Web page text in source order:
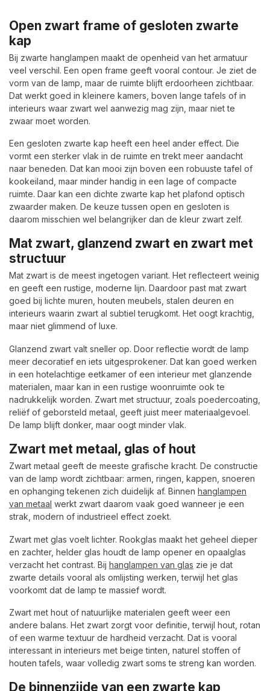
Open zwart frame of gesloten zwarte
kap
Bij zwarte hanglampen maakt de openheid van het armatuur
veel verschil. Een open frame geeft vooral contour. Je ziet de
vorm van de lamp, maar de ruimte blijft erdoorheen zichtbaar.
Dat werkt goed in kleinere kamers, boven lange tafels of in
interieurs waar zwart wel aanwezig mag zijn, maar niet te
zwaar moet worden.
Een gesloten zwarte kap heeft een heel ander effect. Die
vormt een sterker vlak in de ruimte en trekt meer aandacht
naar beneden. Dat kan mooi zijn boven een robuuste tafel of
kookeiland, maar minder handig in een lage of compacte
ruimte. Daar kan een dichte zwarte kap het plafond optisch
zwaarder maken. De keuze tussen open en gesloten is
daarom misschien wel belangrijker dan de kleur zwart zelf.
Mat zwart, glanzend zwart en zwart met
structuur
Mat zwart is de meest ingetogen variant. Het reflecteert weinig
en geeft een rustige, moderne lijn. Daardoor past mat zwart
goed bij lichte muren, houten meubels, stalen deuren en
interieurs waarin zwart al subtiel terugkomt. Het oogt krachtig,
maar niet glimmend of luxe.
Glanzend zwart valt sneller op. Door reflectie wordt de lamp
meer decoratief en iets uitgesprokener. Dat kan goed werken
in een hotelachtige eetkamer of een interieur met glanzende
materialen, maar kan in een rustige woonruimte ook te
nadrukkelijk worden. Zwart met structuur, zoals poedercoating,
reliëf of geborsteld metaal, geeft juist meer materiaalgevoel.
De lamp blijft donker, maar oogt minder vlak.
Zwart met metaal, glas of hout
Zwart metaal geeft de meeste grafische kracht. De constructie
van de lamp wordt zichtbaar: armen, ringen, kappen, snoeren
en ophanging tekenen zich duidelijk af. Binnen hanglampen
van metaal werkt zwart daarom vaak goed wanneer je een
strak, modern of industrieel effect zoekt.
Zwart met glas voelt lichter. Rookglas maakt het geheel dieper
en zachter, helder glas houdt de lamp opener en opaalglas
verzacht het contrast. Bij hanglampen van glas zie je dat
zwarte details vooral als omlijsting werken, terwijl het glas
voorkomt dat de lamp te massief wordt.
Zwart met hout of natuurlijke materialen geeft weer een
andere balans. Het zwart zorgt voor definitie, terwijl hout, rotan
of een warme textuur de hardheid verzacht. Dat is vooral
interessant in interieurs met beige tinten, naturel stoffen of
houten tafels, waar volledig zwart soms te streng kan worden.
De binnenzijde van een zwarte kap